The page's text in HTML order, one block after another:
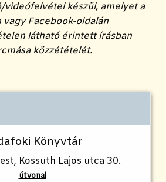
készül, amelyet a
Facebook-oldalán
látható érintett írásban
közzétételét.
Könyvtár
Kossuth Lajos utca 30.
útvonal